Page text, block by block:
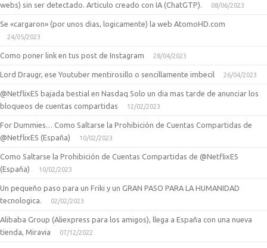
webs) sin ser detectado. Articulo creado con IA (ChatGTP).
08/06/2023
Se «cargaron» (por unos dias, logicamente) la web AtomoHD.com
24/05/2023
Como poner link en tus post de Instagram 28/04/2023
Lord Draugr, ese Youtuber mentirosillo o sencillamente imbecil 26/04/2023
@NetflixES bajada bestial en Nasdaq Solo un dia mas tarde de anunciar los
bloqueos de cuentas compartidas
12/02/2023
For Dummies… Como Saltarse la Prohibición de Cuentas Compartidas de
@NetflixES (España)
10/02/2023
Como Saltarse la Prohibición de Cuentas Compartidas de @NetflixES
(España)
10/02/2023
Un pequeño paso para un Friki y un GRAN PASO PARA LA HUMANIDAD
tecnologica.
02/02/2023
Alibaba Group (Aliexpress para los amigos), llega a España con una nueva
tienda, Miravia
07/12/2022